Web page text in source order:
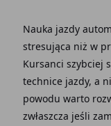
Nauka jazdy
stresująca niż w
Kursanci szybciej
technice jazdy, a
powodu warto
zwłaszcza jeśli